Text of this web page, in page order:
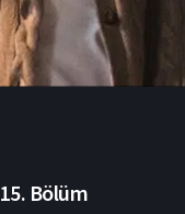
15. Bölüm